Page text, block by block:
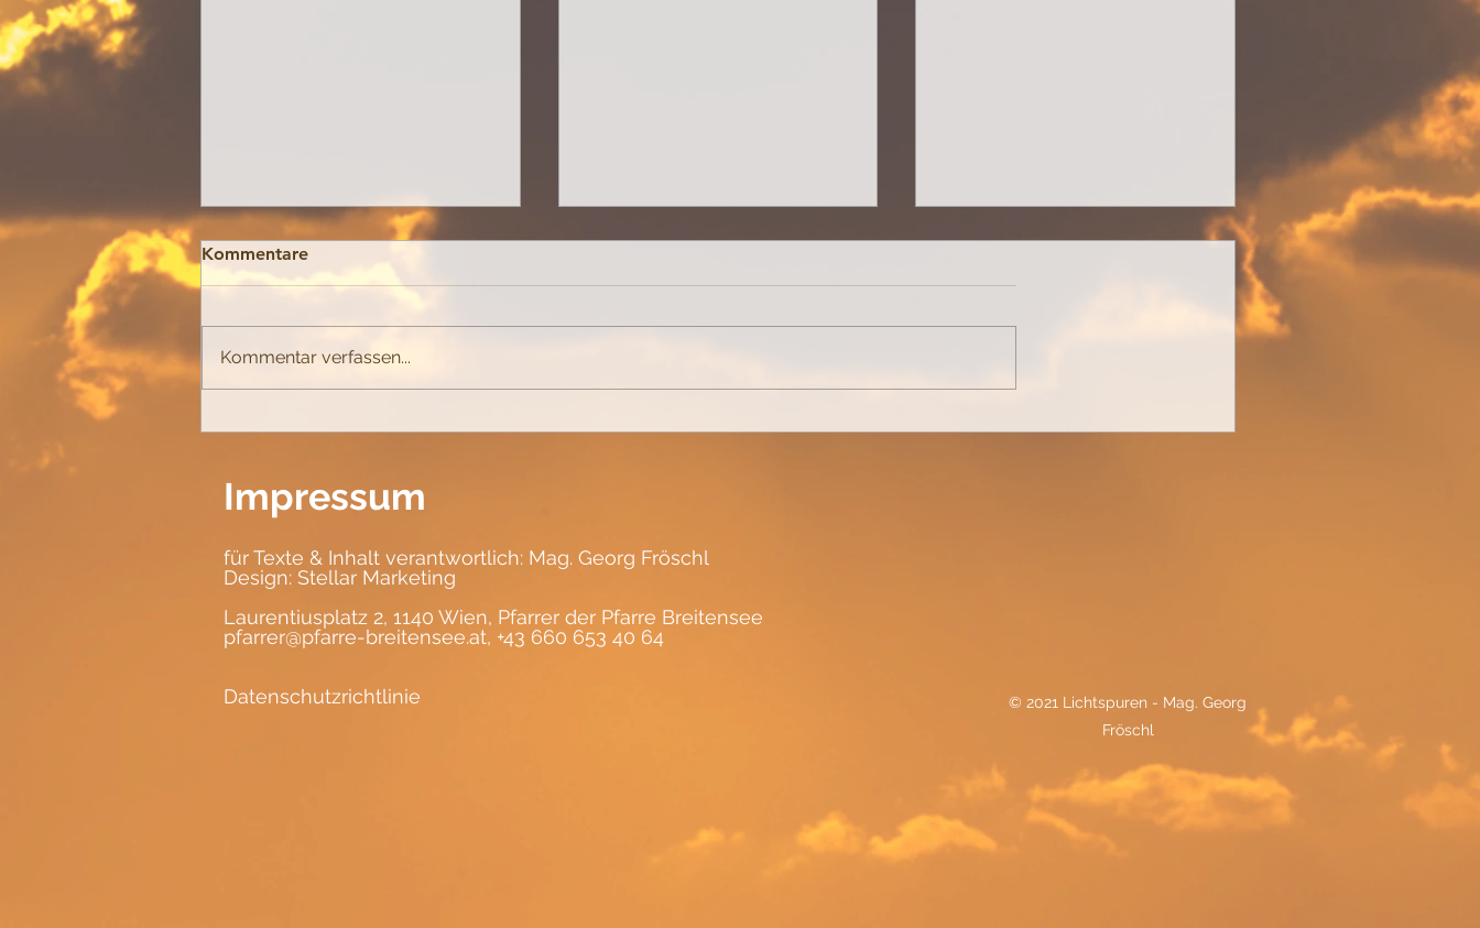
Brot werden...
Kommentare
Kommentar verfassen...
Impressum
für Texte & Inhalt verantwortlich: Mag. Georg Fröschl
Design: Stellar Marketing
Laurentiusplatz 2, 1140 Wien, Pfarrer der Pfarre Breitensee
pfarrer@pfarre-breitensee.at, +43 660 653 40 64
Datenschutzrichtlinie
© 2021 Lichtspuren - Mag. Georg
Fröschl